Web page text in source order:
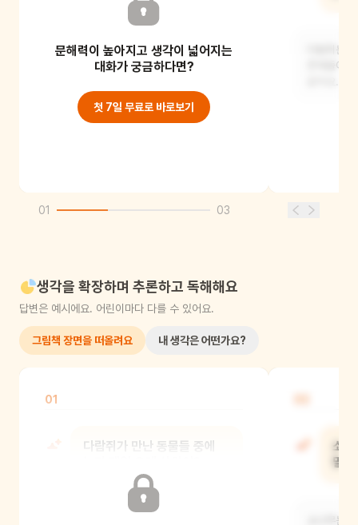
다람쥐는 아마 무서웠을 것 같아요.
갑자기 죽을 수도 있다는 생각에 두렵고
문해력이 높아지고 생각이 넓어지는
대화가 궁금하다면?
첫 7일 무료로 바로보기
다람쥐는
존재들이
01 03
생각을 확장하며 추론하고 독해해요
답변은 예시에요. 어린이마다 다를 수 있어요.
그림책 장면을 떠올려요 내 생각은 어떤가요?
01
다람쥐가 만난 동물들 중에
소
말
소나무는